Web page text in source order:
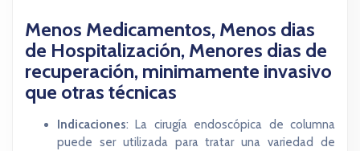
Menos Medicamentos, Menos dias
de Hospitalización, Menores dias de
recuperación, minimamente invasivo
que otras técnicas
Indicaciones: La cirugía endoscópica de columna
puede ser utilizada para tratar una variedad de